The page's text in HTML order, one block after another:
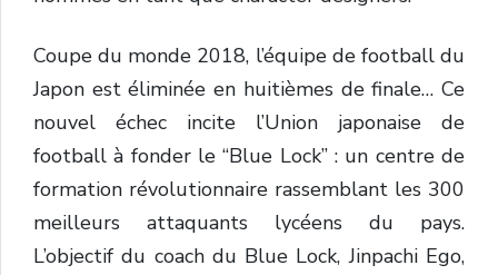
Coupe du monde 2018, l’équipe de football du
Japon est éliminée en huitièmes de finale… Ce
nouvel échec incite l’Union japonaise de
football à fonder le “Blue Lock” : un centre de
formation révolutionnaire rassemblant les 300
meilleurs attaquants lycéens du pays.
L’objectif du coach du Blue Lock, Jinpachi Ego,